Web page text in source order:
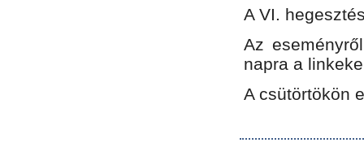
A VI.
Az
napra a
A csütörtökön